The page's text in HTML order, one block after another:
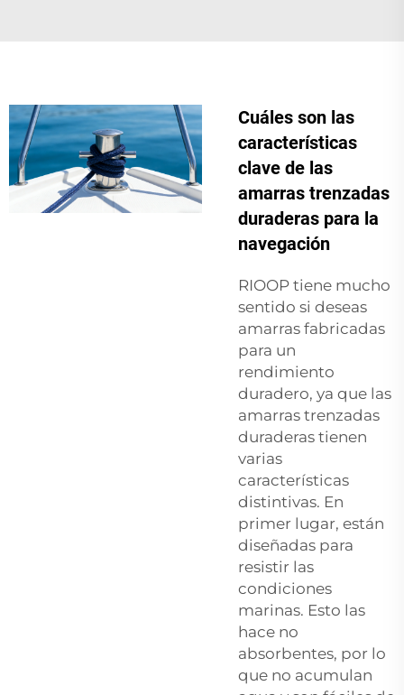
Cuáles son las
características
clave de las
amarras trenzadas
duraderas para la
navegación
RIOOP tiene mucho
sentido si deseas
amarras fabricadas
para un
rendimiento
duradero, ya que las
amarras trenzadas
duraderas tienen
varias
características
distintivas. En
primer lugar, están
diseñadas para
resistir las
condiciones
marinas. Esto las
hace no
absorbentes, por lo
que no acumulan